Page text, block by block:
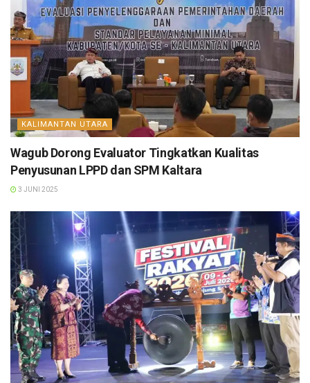
KALIMANTAN UTARA
Wagub Dorong Evaluator Tingkatkan Kualitas
Penyusunan LPPD dan SPM Kaltara
3 JUNI 2025